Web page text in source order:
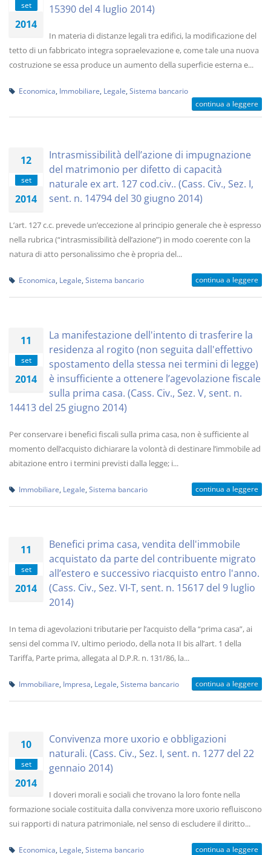
set
2014
15390 del 4 luglio 2014)
In materia di distanze legali tra edifici, la modificazione del
tetto di un fabbricato integra sopraelevazione e, come tale una nuova
costruzione se essa produce un aumento della superficie esterna e...
Economica Immobiliare Legale Sistema bancario
continua a leggere
12
set
2014
Intrasmissibilità dell’azione di impugnazione
del matrimonio per difetto di capacità
naturale ex art. 127 cod.civ.. (Cass. Civ., Sez. I,
sent. n. 14794 del 30 giugno 2014)
L’art. 127 c.c. prevede un’eccezione al principio generale che è espresso
nella rubrica (“intrasmissibilità dell’azione”) in modo coerente con la
natura di atto personalissimo che è propria del...
Economica Legale Sistema bancario continua a leggere
11
set
2014
La manifestazione dell'intento di trasferire la
residenza al rogito (non seguita dall'effettivo
spostamento della stessa nei termini di legge)
è insufficiente a ottenere l’agevolazione fiscale
sulla prima casa. (Cass. Civ., Sez. V, sent. n.
14413 del 25 giugno 2014)
Per conservare i benefici fiscali sulla prima casa, non è sufficiente al
momento dell’acquisto dichiarare la volontà di destinare l’immobile ad
abitazione entro i termini previsti dalla legge; i...
Immobiliare Legale Sistema bancario continua a leggere
11
set
2014
Benefici prima casa, vendita dell'immobile
acquistato da parte del contribuente migrato
all’estero e successivo riacquisto entro l'anno.
(Cass. Civ., Sez. VI-T, sent. n. 15617 del 9 luglio
2014)
In tema di agevolazioni tributarie per l’acquisto della “prima casa”, ai
sensi del comma IV, ultimo periodo, della nota II bis all’art. 1 della
Tariffa, Parte prima, allegata al D.P.R. n. 131/86, la...
Immobiliare Impresa Legale Sistema bancario continua a leggere
10
set
2014
Convivenza more uxorio e obbligazioni
naturali. (Cass. Civ., Sez. I, sent. n. 1277 del 22
gennaio 2014)
I doveri morali e sociali che trovano la loro fonte nella
formazione sociale costituita dalla convivenza more uxorio refluiscono
sui rapporti di natura patrimoniale, nel senso di escludere il diritto...
Economica Legale Sistema bancario continua a leggere